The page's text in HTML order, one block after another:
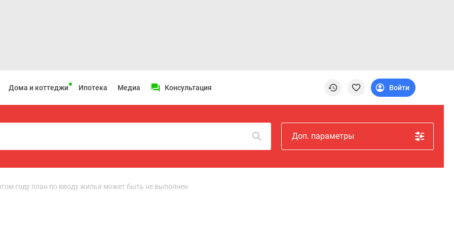
Дома и коттеджи Ипотека Медиа Консультация Войти
Доп. параметры
году план по вводу жилья может быть не выполнен